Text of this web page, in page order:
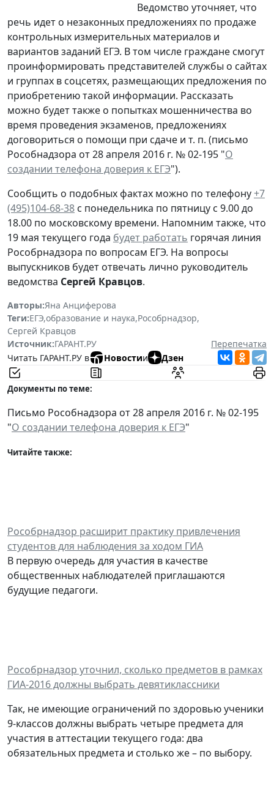
Ведомство уточняет, что
речь идет о незаконных предложениях по продаже
контрольных измерительных материалов и
вариантов заданий ЕГЭ. В том числе граждане смогут
проинформировать представителей службы о сайтах
и группах в соцсетях, размещающих предложения по
приобретению такой информации. Рассказать
можно будет также о попытках мошенничества во
время проведения экзаменов, предложениях
договориться о помощи при сдаче и т. п. (письмо
Рособнадзора от 28 апреля 2016 г. № 02-195 "О
создании телефона доверия к ЕГЭ").
Сообщить о подобных фактах можно по телефону+7
(495)104-68-38 с понедельника по пятницу с 9.00 до
18.00 по московскому времени. Напомним также, что
19 мая текущего года будет работать горячая линия
Рособрнадзора по вопросам ЕГЭ. На вопросы
выпускников будет отвечать лично руководитель
ведомства Сергей Кравцов.
Авторы:Яна Анциферова
Теги:ЕГЭ,образование и наука,Рособрнадзор,
Сергей Кравцов
Источник:ГАРАНТ.РУ
Перепечатка
Читать ГАРАНТ.РУ в
Новостии Дзен
Документы по теме:
Письмо Рособнадзора от 28 апреля 2016 г. № 02-195
"О создании телефона доверия к ЕГЭ"
Читайте также:
Рособрнадзор расширит практику привлечения
студентов для наблюдения за ходом ГИА
В первую очередь для участия в качестве
общественных наблюдателей приглашаются
будущие педагоги.
Рособрнадзор уточнил, сколько предметов в рамках
ГИА-2016 должны выбрать девятиклассники
Так, не имеющие ограничений по здоровью ученики
9-классов должны выбрать четыре предмета для
участия в аттестации текущего года: два
обязательных предмета и столько же – по выбору.